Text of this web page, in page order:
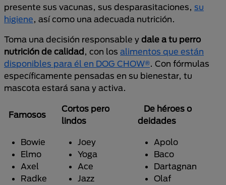
presente sus vacunas, sus desparasitaciones, su
higiene, así como una adecuada nutrición.
Toma una decisión responsable y dale a tu perro
nutrición de calidad, con los alimentos que están
disponibles para él en DOG CHOW®. Con fórmulas
específicamente pensadas en su bienestar, tu
mascota estará sana y activa.
Famosos
Cortos pero
lindos
De héroes o
deidades
Bowie
Elmo
Axel
Radke
Joey
Yoga
Ace
Jazz
Apolo
Baco
Dartagnan
Olaf